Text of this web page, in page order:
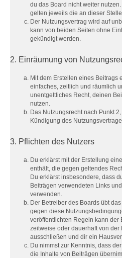
du das Board nicht weiter
gelten jeweils die an dieser
Der Nutzungsvertrag wird auf
kann von beiden Seiten ohne
gekündigt werden.
2. Einräumung von
Mit dem Erstellen eines Beitrags
einfaches, zeitlich und räumlich
unentgeltliches Recht, deinen
nutzen.
Das Nutzungsrecht nach Punkt
Kündigung des
3. Pflichten des Nutzers
Du erklärst mit der Erstellung
enthält, die gegen geltendes
Du erklärst insbesondere, dass
Beiträgen verwendeten Links
verwenden.
Der Betreiber des Boards übt
gegen diese
veröffentlichten Regeln kann der
zeitweise oder dauerhaft von der
ausschließen und dir ein
Du nimmst zur Kenntnis, dass
die Inhalte von Beiträgen